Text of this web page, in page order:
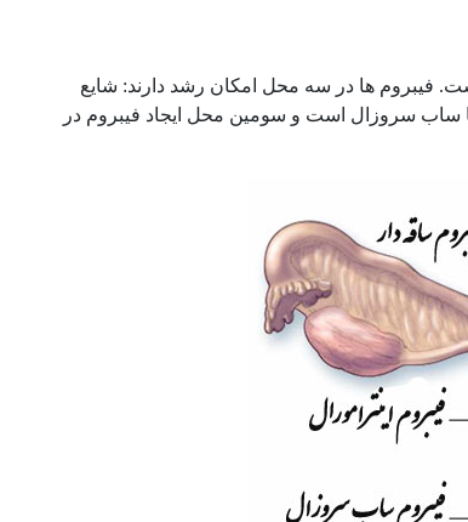
فیبروم ها در سه محل امکان رشد دارند: شایع
ساب سروزال است و سومین محل ایجاد فیبروم در